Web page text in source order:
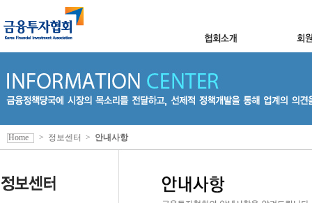
Home > 정보센터 > 안내사항